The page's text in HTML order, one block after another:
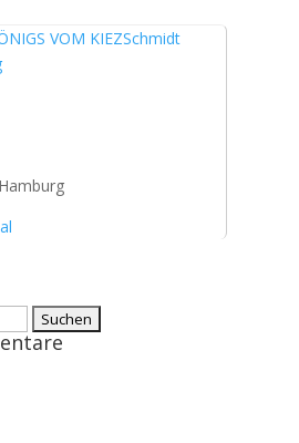
VOM KIEZSchmidt